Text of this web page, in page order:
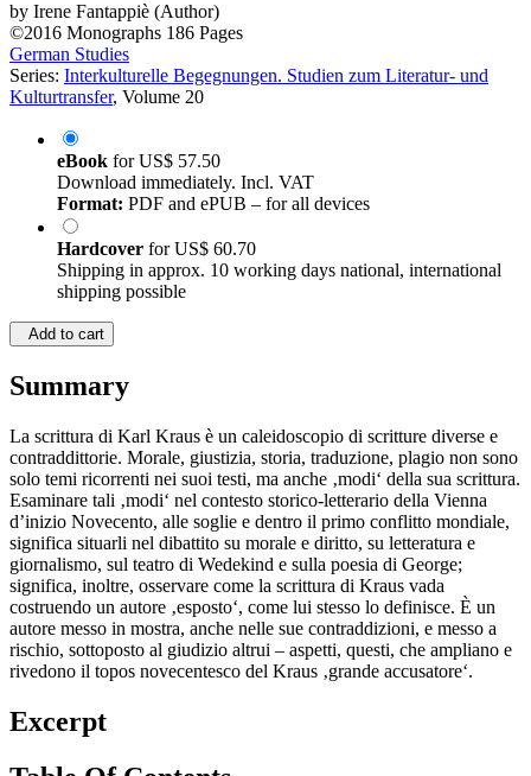
by Irene Fantappiè (Author)
©2016 Monographs 186 Pages
German Studies
Series: Interkulturelle Begegnungen. Studien zum Literatur- und
Kulturtransfer, Volume 20
eBook forUS$ 57.50
Download immediately. Incl. VAT
Format: PDF and ePUB – for all devices
Hardcover forUS$ 60.70
Shipping in approx. 10 working days national, international
shipping possible
Add to cart
Summary
La scrittura di Karl Kraus è un caleidoscopio di scritture diverse e
contraddittorie. Morale, giustizia, storia, traduzione, plagio non sono
solo temi ricorrenti nei suoi testi, ma anche ‚modi‘ della sua scrittura.
Esaminare tali ‚modi‘ nel contesto storico-letterario della Vienna
d’inizio Novecento, alle soglie e dentro il primo conflitto mondiale,
significa situarli nel dibattito su morale e diritto, su letteratura e
giornalismo, sul teatro di Wedekind e sulla poesia di George;
significa, inoltre, osservare come la scrittura di Kraus vada
costruendo un autore ‚esposto‘, come lui stesso lo definisce. È un
autore messo in mostra, anche nelle sue contraddizioni, e messo a
rischio, sottoposto al giudizio altrui – aspetti, questi, che ampliano e
rivedono il topos novecentesco del Kraus ‚grande accusatore‘.
Excerpt